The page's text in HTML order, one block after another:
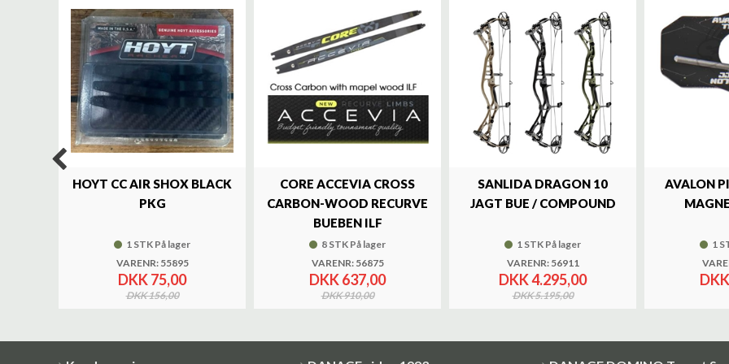
HOYT CC AIR SHOX BLACK
PKG
1 STK På lager
VARENR: 55895
DKK 75,00
DKK 156,00
CORE ACCEVIA CROSS
CARBON-WOOD RECURVE
BUEBEN ILF
8 STK På lager
VARENR: 56875
DKK 637,00
DKK 910,00
SANLIDA DRAGON 10
JAGT BUE / COMPOUND
1 STK På lager
VARENR: 56911
DKK 4.295,00
DKK 5.195,00
AVALON
1